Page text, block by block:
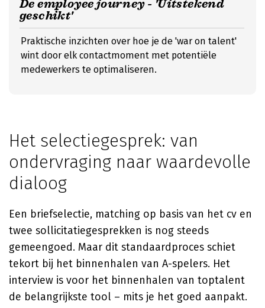
De employee journey - 'Uitstekend
geschikt'
Praktische inzichten over hoe je de 'war on talent'
wint door elk contactmoment met potentiële
medewerkers te optimaliseren.
Het selectiegesprek: van
ondervraging naar waardevolle
dialoog
Een briefselectie, matching op basis van het cv en
twee sollicitatiegesprekken is nog steeds
gemeengoed. Maar dit standaardproces schiet
tekort bij het binnenhalen van A-spelers. Het
interview is voor het binnenhalen van toptalent
de belangrijkste tool – mits je het goed aanpakt.